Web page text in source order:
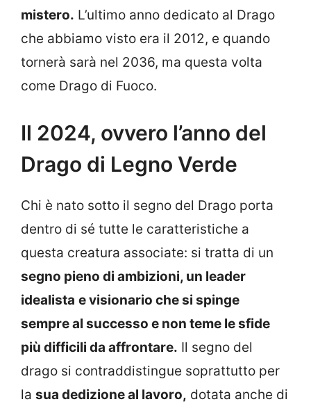
mistero. L’ultimo anno dedicato al Drago
che abbiamo visto era il 2012, e quando
tornerà sarà nel 2036, ma questa volta
come Drago di Fuoco.
Il 2024, ovvero l’anno del
Drago di Legno Verde
Chi è nato sotto il segno del Drago porta
dentro di sé tutte le caratteristiche a
questa creatura associate: si tratta di un
segno pieno di ambizioni, un leader
idealista e visionario che si spinge
sempre al successo e non teme le sfide
più difficili da affrontare. Il segno del
drago si contraddistingue soprattutto per
la sua dedizione al lavoro, dotata anche di